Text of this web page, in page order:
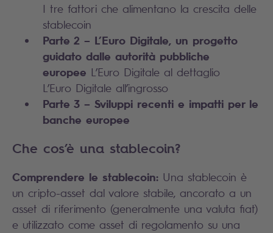
I tre fattori che alimentano la crescita delle
stablecoin
Parte 2 – L’Euro Digitale, un progetto
guidato dalle autorità pubbliche
europee L’Euro Digitale al dettaglio
L’Euro Digitale all’ingrosso
Parte 3 – Sviluppi recenti e impatti per le
banche europee
Che cos’è una stablecoin?
Comprendere le stablecoin: Una stablecoin è
un cripto-asset dal valore stabile, ancorato a un
asset di riferimento (generalmente una valuta fiat)
e utilizzato come asset di regolamento su una